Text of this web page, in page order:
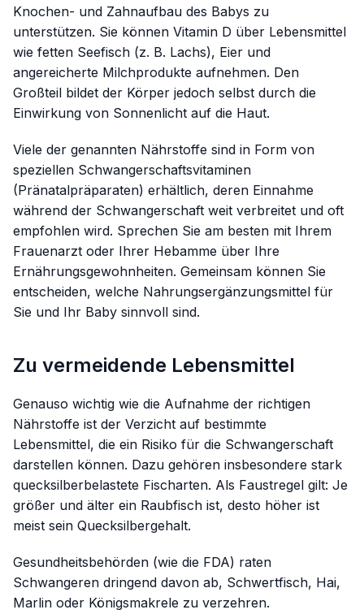
Knochen- und Zahnaufbau des Babys zu
unterstützen. Sie können Vitamin D über Lebensmittel
wie fetten Seefisch (z. B. Lachs), Eier und
angereicherte Milchprodukte aufnehmen. Den
Großteil bildet der Körper jedoch selbst durch die
Einwirkung von Sonnenlicht auf die Haut.
Viele der genannten Nährstoffe sind in Form von
speziellen Schwangerschaftsvitaminen
(Pränatalpräparaten) erhältlich, deren Einnahme
während der Schwangerschaft weit verbreitet und oft
empfohlen wird. Sprechen Sie am besten mit Ihrem
Frauenarzt oder Ihrer Hebamme über Ihre
Ernährungsgewohnheiten. Gemeinsam können Sie
entscheiden, welche Nahrungsergänzungsmittel für
Sie und Ihr Baby sinnvoll sind.
Zu vermeidende Lebensmittel
Genauso wichtig wie die Aufnahme der richtigen
Nährstoffe ist der Verzicht auf bestimmte
Lebensmittel, die ein Risiko für die Schwangerschaft
darstellen können. Dazu gehören insbesondere stark
quecksilberbelastete Fischarten. Als Faustregel gilt: Je
größer und älter ein Raubfisch ist, desto höher ist
meist sein Quecksilbergehalt.
Gesundheitsbehörden (wie die FDA) raten
Schwangeren dringend davon ab, Schwertfisch, Hai,
Marlin oder Königsmakrele zu verzehren.